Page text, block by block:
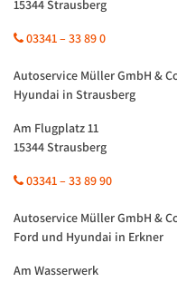
15344 Strausberg
03341 – 33 89 0
Autoservice Müller GmbH &
Hyundai in Strausberg
Am Flugplatz 11
15344 Strausberg
03341 – 33 89 90
Autoservice Müller GmbH &
Ford und Hyundai in Erkner
Am Wasserwerk